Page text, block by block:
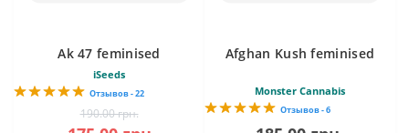
Ak 47 feminised
iSeeds
Отзывов - 22
190.00 грн.
Afghan Kush feminised
Monster Cannabis
Отзывов - 6